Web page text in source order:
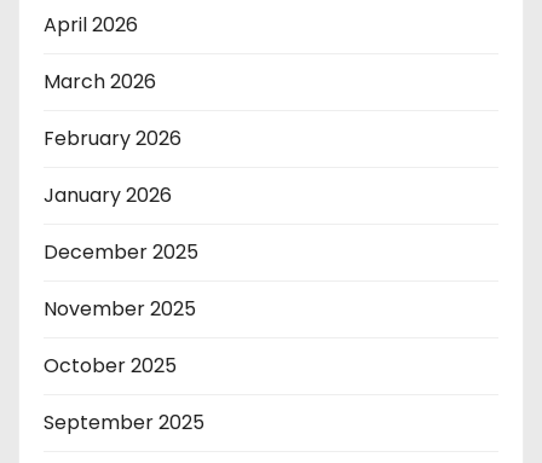
April 2026
March 2026
February 2026
January 2026
December 2025
November 2025
October 2025
September 2025